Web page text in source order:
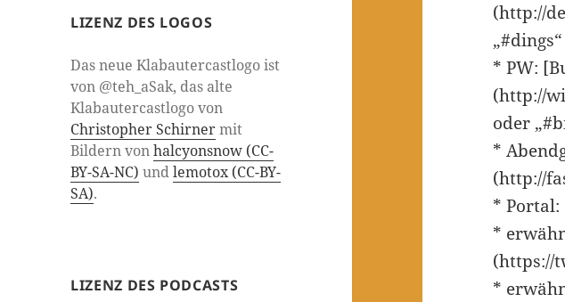
LIZENZ DES LOGOS
Das neue Klabautercastlogo ist
von @teh_aSak, das alte
Klabautercastlogo von
Christopher Schirnermit
Bildern vonhalcyonsnow (CC-
BY-SA-NC) undlemotox (CC-BY-
SA).
LIZENZ DES PODCASTS
(http://
* PW:
(http://
oder
*
(http://
*
*
(https://
*